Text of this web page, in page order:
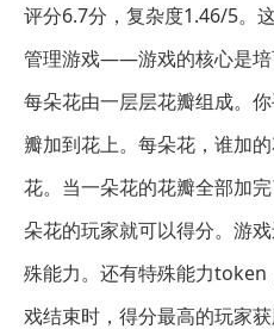
评分6.7分，复杂度1.46/5。
管理游戏——游戏的核心是培
每朵花由一层层花瓣组成。
瓣加到花上。每朵花，谁加
花。当一朵花的花瓣全部加
朵花的玩家就可以得分。游
殊能力。还有特殊能力token
戏结束时，得分最高的玩家